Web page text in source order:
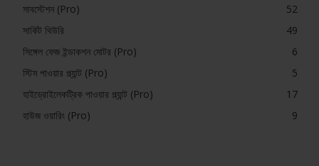
সাবস্টেশন (Pro)
52
সার্কিট থিউরি
49
সিঙ্গেল ফেজ ইন্ডাকশন মোটর (Pro)
6
স্টিম পাওয়ার প্ল্যান্ট (Pro)
5
হাইড্রোইলেকট্রিক পাওয়ার প্ল্যান্ট (Pro)
17
হাউজ ওয়ারিং (Pro)
9